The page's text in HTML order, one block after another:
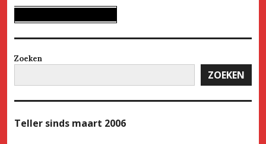
Zoeken
ZOEKEN
Teller sinds maart 2006